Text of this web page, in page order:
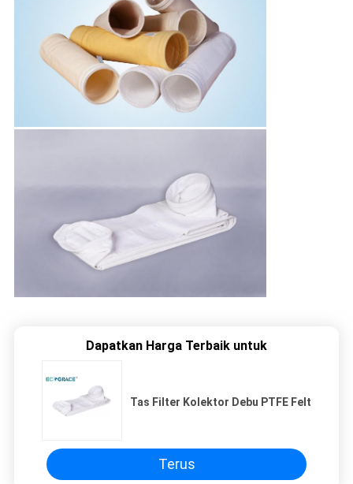
Dapatkan Harga Terbaik untuk
Tas Filter Kolektor Debu PTFE Felt
Terus